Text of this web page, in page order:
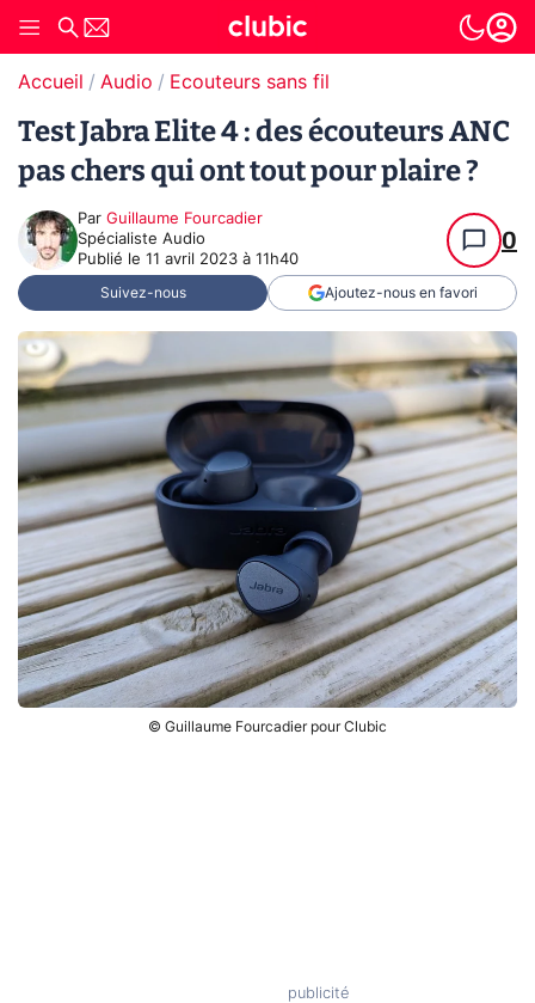
Accueil Audio Ecouteurs sans fil
Test Jabra Elite 4 : des écouteurs ANC
pas chers qui ont tout pour plaire ?
Par Guillaume Fourcadier
Spécialiste Audio
Publié le 11 avril 2023 à 11h40
0
Suivez-nous Ajoutez-nous en favori
© Guillaume Fourcadier pour Clubic